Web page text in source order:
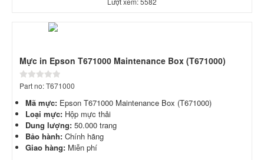
Mực in Epson T671000 Maintenance Box (T671000)
Part no: T671000
Mã mực: Epson T671000 Maintenance Box (T671000)
Loại mực: Hộp mực thải
Dung lượng: 50.000 trang
Bảo hành: Chính hãng
Giao hàng: Miễn phí